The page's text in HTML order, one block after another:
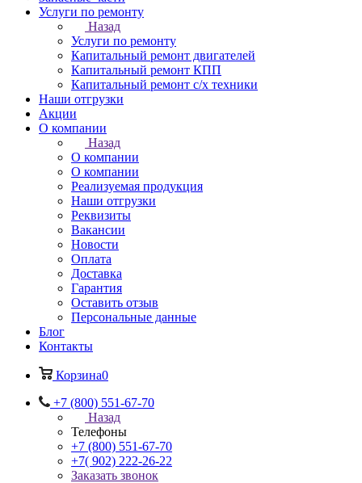
Услуги по ремонту
Назад
Услуги по ремонту
Капитальный ремонт двигателей
Капитальный ремонт КПП
Капитальный ремонт с/х техники
Наши отгрузки
Акции
О компании
Назад
О компании
О компании
Реализуемая продукция
Наши отгрузки
Реквизиты
Вакансии
Новости
Оплата
Доставка
Гарантия
Оставить отзыв
Персональные данные
Блог
Контакты
Корзина0
+7 (800) 551-67-70
Назад
Телефоны
+7 (800) 551-67-70
+7( 902) 222-26-22
Заказать звонок